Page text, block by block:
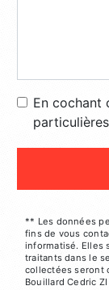
En cochant
** Les données
fins de vous
informatisé. Elles
traitants dans le
collectées seront
Bouillard Cedric